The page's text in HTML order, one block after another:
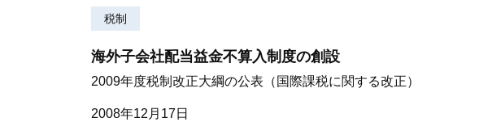
税制
海外子会社配当益金不算入制度の創設
2009年度税制改正大綱の公表（国際課税に関する改正）
2008年12月17日